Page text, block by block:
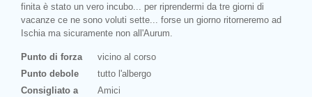
finita è stato un vero incubo... per riprendermi da tre giorni di
vacanze ce ne sono voluti sette... forse un giorno ritorneremo ad
Ischia ma sicuramente non all'Aurum.
Punto di forza
vicino al corso
Punto debole
tutto l'albergo
Consigliato a
Amici